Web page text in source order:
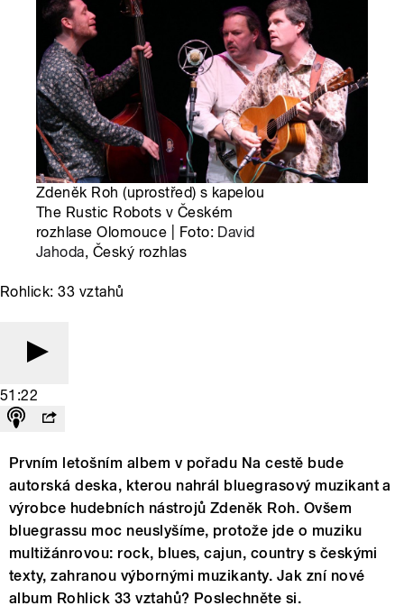
Zdeněk Roh (uprostřed) s kapelou
The Rustic Robots v Českém
rozhlase Olomouce | Foto: David
Jahoda, Český rozhlas
Rohlick: 33 vztahů
51:22
Prvním letošním albem v pořadu Na cestě bude
autorská deska, kterou nahrál bluegrasový muzikant a
výrobce hudebních nástrojů Zdeněk Roh. Ovšem
bluegrassu moc neuslyšíme, protože jde o muziku
multižánrovou: rock, blues, cajun, country s českými
texty, zahranou výbornými muzikanty. Jak zní nové
album Rohlick 33 vztahů? Poslechněte si.